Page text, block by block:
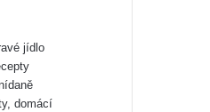
jídlo
domácí